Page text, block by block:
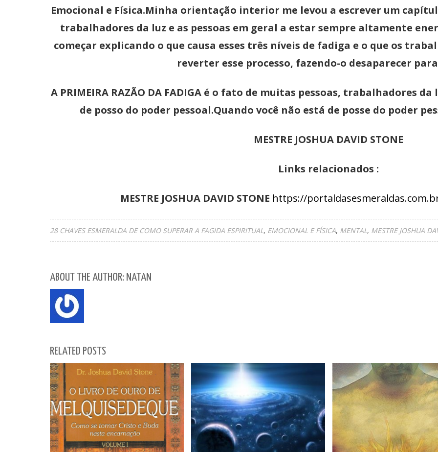
Emocional e Física.Minha orientação interior me levou a escrever um
trabalhadores da luz e as pessoas em geral a estar sempre altamente
começar explicando o que causa esses três níveis de fadiga e o que os
reverter esse processo, fazendo-o desaparecer
A PRIMEIRA RAZÃO DA FADIGA é o fato de muitas pessoas, trabalhadores
de posso do poder pessoal.Quando você não está de posse do poder
MESTRE JOSHUA DAVID STONE
Links relacionados :
MESTRE JOSHUA DAVID STONE https://portaldasesmeraldas.com.br/
28 CHAVES ESMERALDA DE COMO SUPERAR A FAGIDA ESPIRITUAL EMOCIONAL E FÍSICA MENTAL MESTRE JOSHUA
ABOUT THE AUTHOR: NATAN
RELATED POSTS